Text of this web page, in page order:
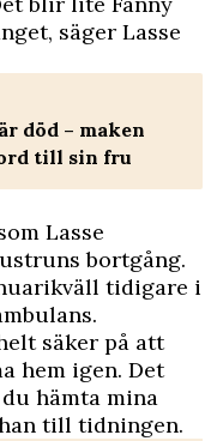
säger Lasse
död – maken
till sin fru
Lasse
bortgång.
tidigare i
säker på att
hem igen. Det
hämta mina
till tidningen.